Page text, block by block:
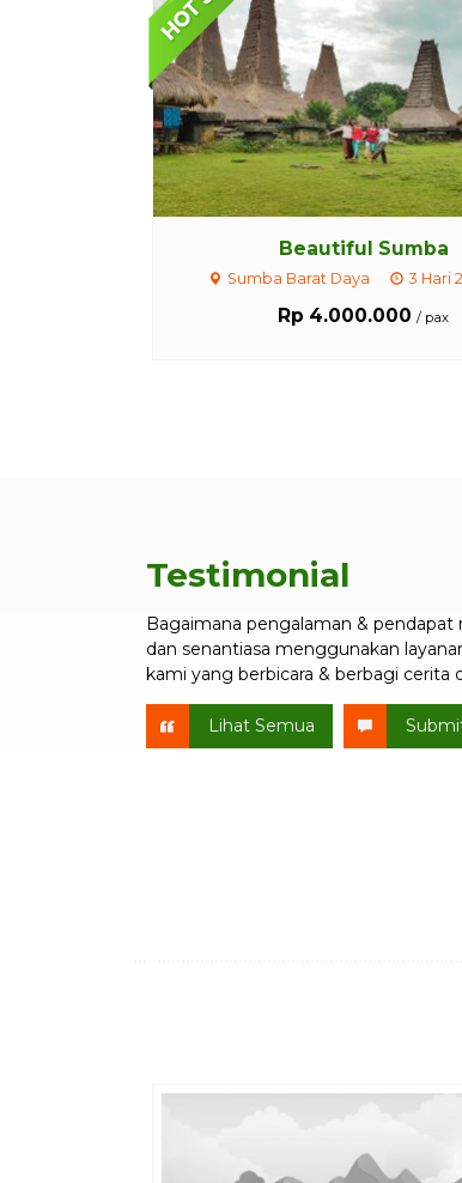
Beautiful Sumba
Sumba Barat Daya 3 Hari
Rp 4.000.000 / pax
Testimonial
Bagaimana pengalaman &
dan senantiasa menggunakan
kami yang berbicara & berbagi cerita
Lihat Semua